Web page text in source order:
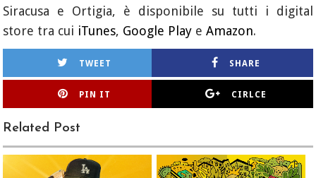
Siracusa e Ortigia, è disponibile su tutti i digital
store tra cui iTunes, Google Play eAmazon.
TWEET SHARE
PIN IT CIRLCE
Related Post